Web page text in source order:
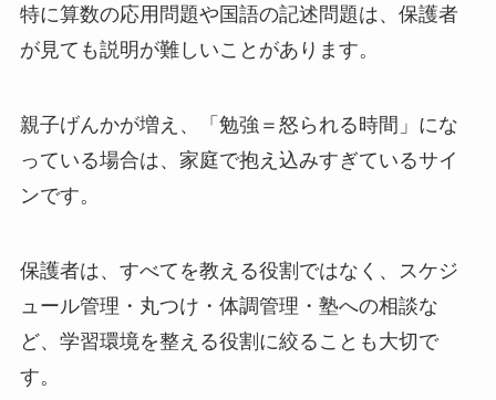
特に算数の応用問題や国語の記述問題は、保護者
が見ても説明が難しいことがあります。
親子げんかが増え、「勉強＝怒られる時間」にな
っている場合は、家庭で抱え込みすぎているサイ
ンです。
保護者は、すべてを教える役割ではなく、スケジ
ュール管理・丸つけ・体調管理・塾への相談な
ど、学習環境を整える役割に絞ることも大切で
す。